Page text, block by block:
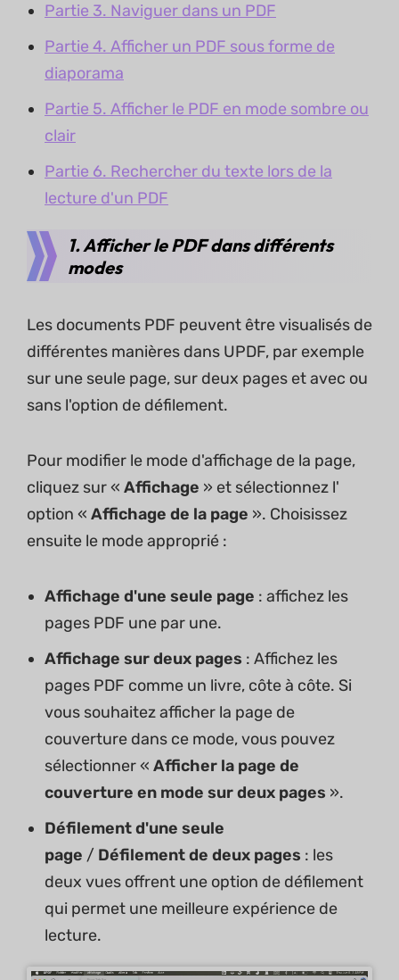
Partie 3. Naviguer dans un PDF
Partie 4. Afficher un PDF sous forme de
diaporama
Partie 5. Afficher le PDF en mode sombre ou
clair
Partie 6. Rechercher du texte lors de la
lecture d'un PDF
1. Afficher le PDF dans différents
modes
Les documents PDF peuvent être visualisés de
différentes manières dans UPDF, par exemple
sur une seule page, sur deux pages et avec ou
sans l'option de défilement.
Pour modifier le mode d'affichage de la page,
cliquez sur « Affichage » et sélectionnez l'
option « Affichage de la page ». Choisissez
ensuite le mode approprié :
Affichage d'une seule page : affichez les
pages PDF une par une.
Affichage sur deux pages : Affichez les
pages PDF comme un livre, côte à côte. Si
vous souhaitez afficher la page de
couverture dans ce mode, vous pouvez
sélectionner « Afficher la page de
couverture en mode sur deux pages ».
Défilement d'une seule
page / Défilementde deux pages : les
deux vues offrent une option de défilement
qui permet une meilleure expérience de
lecture.